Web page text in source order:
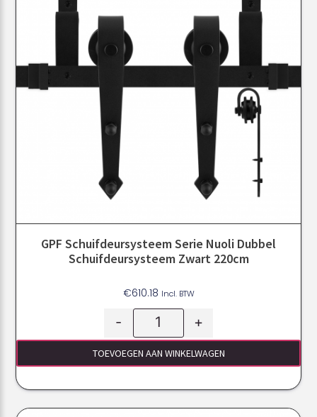
GPF Schuifdeursysteem Serie Nuoli Dubbel
Schuifdeursysteem Zwart 220cm
€610.18 Incl. BTW
- +
TOEVOEGEN AAN WINKELWAGEN